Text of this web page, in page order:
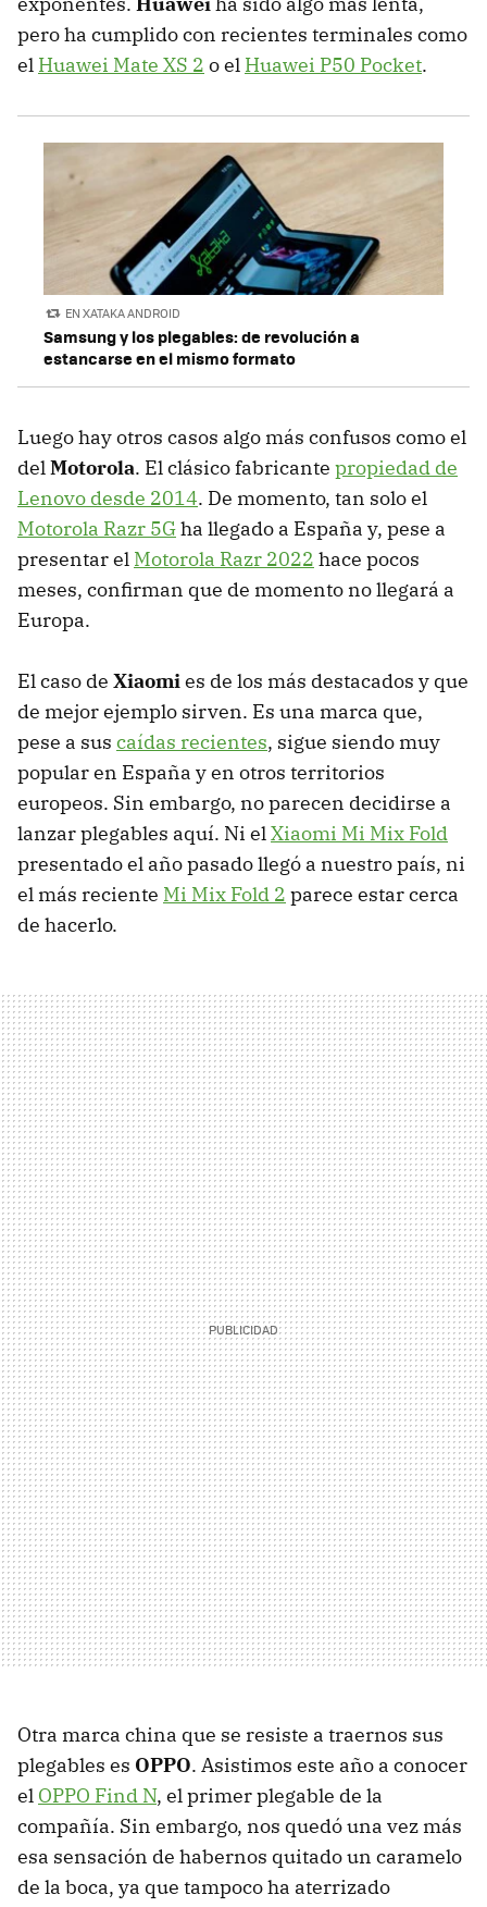
pero ha cumplido con recientes terminales como
el Huawei Mate XS 2 o el Huawei P50 Pocket.
EN XATAKA ANDROID
Samsung y los plegables: de revolución a
estancarse en el mismo formato
Luego hay otros casos algo más confusos como el
delMotorola. El clásico fabricante propiedad de
Lenovo desde 2014. De momento, tan solo el
Motorola Razr 5Gha llegado a España y, pese a
presentar el Motorola Razr 2022 hace pocos
meses, confirman que de momento no llegará a
Europa.
El caso de Xiaomies de los más destacados y que
de mejor ejemplo sirven. Es una marca que,
pese a sus caídas recientes, sigue siendo muy
popular en España y en otros territorios
europeos. Sin embargo, no parecen decidirse a
lanzar plegables aquí. Ni elXiaomi Mi Mix Fold
presentado el año pasado llegó a nuestro país, ni
el más reciente Mi Mix Fold 2 parece estar cerca
de hacerlo.
Otra marca china que se resiste a traernos sus
plegables es OPPO. Asistimos este año a conocer
el OPPO Find N, el primer plegable de la
compañía. Sin embargo, nos quedó una vez más
esa sensación de habernos quitado un caramelo
de la boca, ya que tampoco ha aterrizado